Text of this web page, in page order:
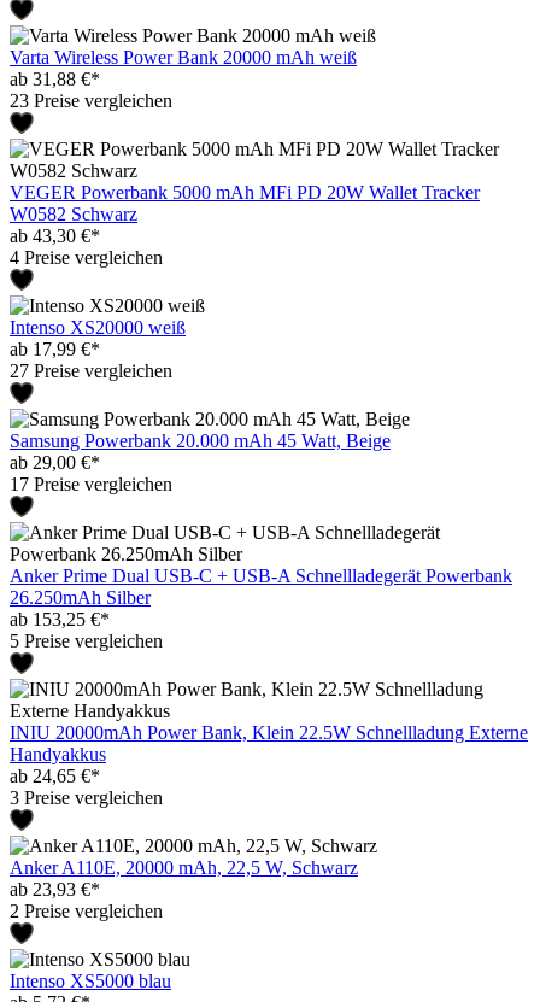
Varta Wireless Power Bank 20000 mAh weiß
ab 31,88 €*
23 Preise vergleichen
VEGER Powerbank 5000 mAh MFi PD 20W Wallet Tracker
W0582 Schwarz
ab 43,30 €*
4 Preise vergleichen
Intenso XS20000 weiß
ab 17,99 €*
27 Preise vergleichen
Samsung Powerbank 20.000 mAh 45 Watt, Beige
ab 29,00 €*
17 Preise vergleichen
Anker Prime Dual USB-C + USB-A Schnellladegerät Powerbank
26.250mAh Silber
ab 153,25 €*
5 Preise vergleichen
INIU 20000mAh Power Bank, Klein 22.5W Schnellladung Externe
Handyakkus
ab 24,65 €*
3 Preise vergleichen
Anker A110E, 20000 mAh, 22,5 W, Schwarz
ab 23,93 €*
2 Preise vergleichen
Intenso XS5000 blau